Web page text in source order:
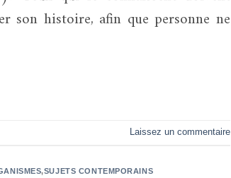
son histoire, afin que personne ne
Laissez un commentaire
,SUJETS CONTEMPORAINS